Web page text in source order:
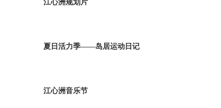
江心洲规划片
夏日活力季——岛居运动日记
江心洲音乐节